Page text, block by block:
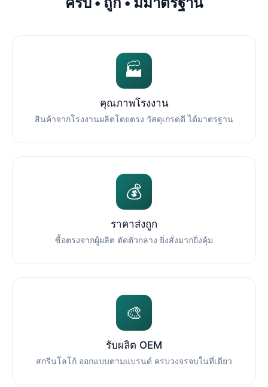
🏭
คุณภาพโรงงาน
สินค้าจากโรงงานผลิตโดยตรง วัสดุเกรดดี ได้มาตรฐาน
💰
ราคาส่งถูก
ซื้อตรงจากผู้ผลิต ตัดตัวกลาง ยิ่งสั่งมากยิ่งคุ้ม
🎨
รับผลิต OEM
สกรีนโลโก้ ออกแบบตามแบรนด์ ครบวงจรจบในที่เดียว